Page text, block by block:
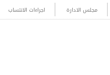
مجلس الادارة اجراءات الانتساب